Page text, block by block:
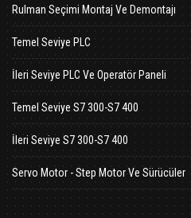
Rulman Seçimi Montaj Ve Demontajı
Temel Seviye PLC
İleri Seviye PLC Ve Operatör Paneli
Temel Seviye S7 300-S7 400
İleri Seviye S7 300-S7 400
Servo Motor - Step Motor Ve Sürücüler